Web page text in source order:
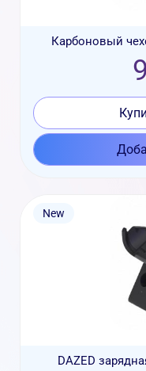
Карбоновый
New
DAZED